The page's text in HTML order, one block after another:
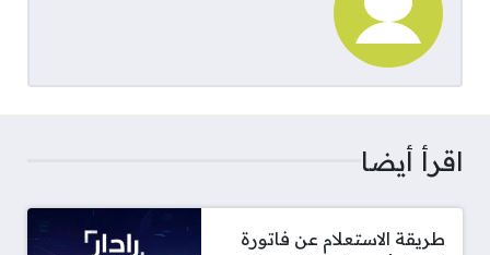
اقرأ أيضا
طريقة الاستعلام عن فاتورة